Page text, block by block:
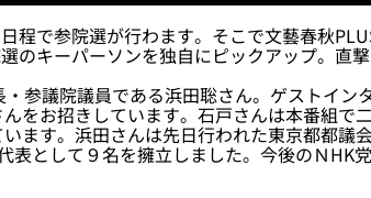
程で参院選が行わます。そこで文藝春秋
のキーパーソンを独自にピックアップ。直
参議院議員である浜田聡さん。ゲストイン
をお招きしています。石戸さんは本番組で
ます。浜田さんは先日行われた東京都都議
表として９名を擁立しました。今後のＮHK